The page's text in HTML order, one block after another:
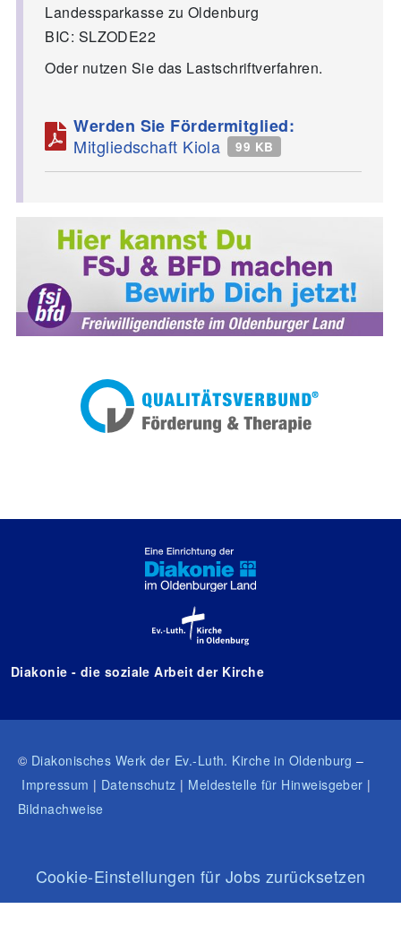
Landessparkasse zu Oldenburg
BIC: SLZODE22
Oder nutzen Sie das Lastschriftverfahren.
Werden Sie Fördermitglied:
Mitgliedschaft Kiola
99 KB
Diakonie - die soziale Arbeit der Kirche
© Diakonisches Werk der Ev.-Luth. Kirche in Oldenburg –
Impressum | Datenschutz | Meldestelle für Hinweisgeber |
Bildnachweise
Cookie-Einstellungen für Jobs zurücksetzen